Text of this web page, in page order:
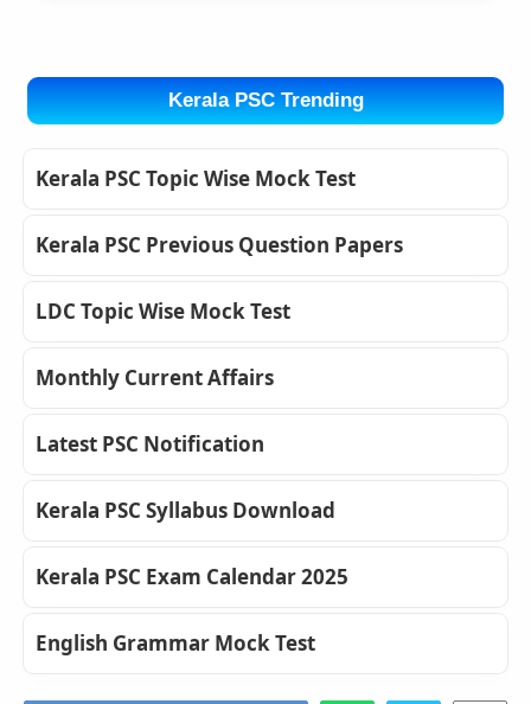
Kerala PSC Trending
Kerala PSC Topic Wise Mock Test
Kerala PSC Previous Question Papers
LDC Topic Wise Mock Test
Monthly Current Affairs
Latest PSC Notification
Kerala PSC Syllabus Download
Kerala PSC Exam Calendar 2025
English Grammar Mock Test